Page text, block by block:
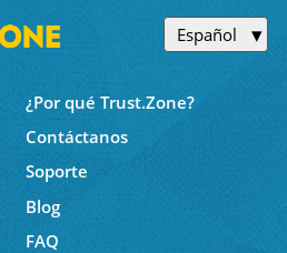
Español
¿Por qué Trust.Zone?
Contáctanos
Soporte
Blog
FAQ